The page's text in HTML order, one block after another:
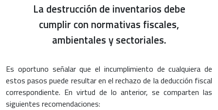
La destrucción de inventarios debe
cumplir con normativas fiscales,
ambientales y sectoriales.
Es oportuno señalar que el incumplimiento de cualquiera de
estos pasos puede resultar en el rechazo de la deducción fiscal
correspondiente. En virtud de lo anterior, se comparten las
siguientes recomendaciones: